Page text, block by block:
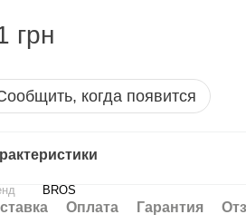
грн
когда появится
BROS
Оплата Гарантия